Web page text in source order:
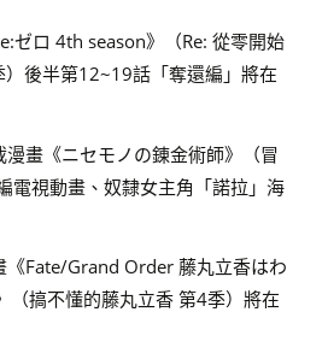
ゼロ 4th season》（Re: 從零開始
後半第12~19話「奪還編」將在
畫《ニセモノの錬金術師》（冒
電視動畫、奴隸女主角「諾拉」海
Fate/Grand Order 藤丸立香はわ
（搞不懂的藤丸立香 第4季）將在